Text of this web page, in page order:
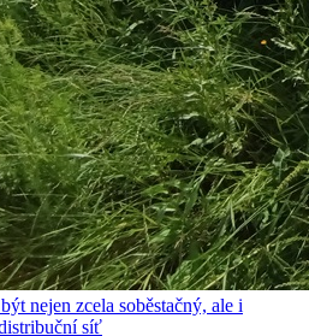
nejen zcela soběstačný, ale i
síť